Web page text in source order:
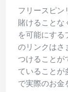
フリースピン
賭けることな
を可能にする
のリンクはさ
つけることが
ていることが
で実際のお金